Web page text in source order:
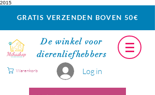
2015
GRATIS VERZENDEN BOVEN 50€
De winkel voor
dierenliefhebbers
Log in
Warenkorb